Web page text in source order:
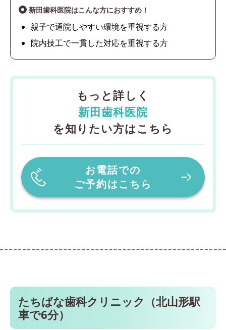
新田歯科医院はこんな方におすすめ！
親子で通院しやすい環境を重視する方
院内技工で一貫した対応を重視する方
もっと詳しく
新田歯科医院
を知りたい方はこちら
お電話での
ご予約はこちら
たちばな歯科クリニック（北山形駅
車で6分）